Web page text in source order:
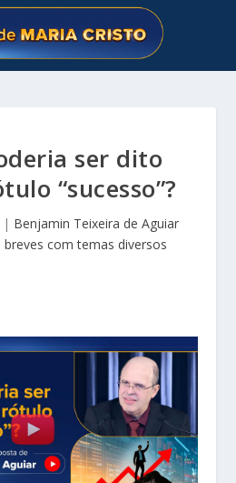
ser dito
“sucesso”?
| Benjamin Teixeira de Aguiar
breves com temas diversos